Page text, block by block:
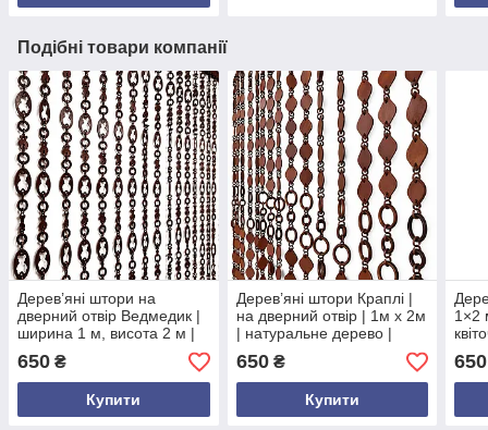
Подібні товари компанії
Дерев’яні штори на
дверний отвір Ведмедик |
ширина 1 м, висота 2 м |
декоративні штори
дерев’яні коричнево-темні
650 ₴
Купити
Дерев’яні штори Краплі |
на дверний отвір | 1м х 2м
| натуральне дерево |
коричнево-темний колір |
Україна
650₴
Купити
1×2
650